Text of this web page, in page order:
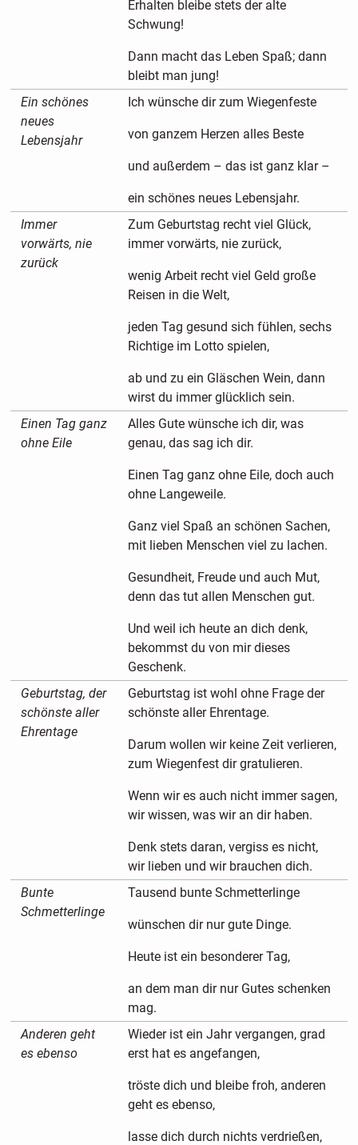
Erhalten bleibe stets der alte
Schwung!
Dann macht das Leben Spaß; dann
bleibt man jung!
Ein schönes
neues
Lebensjahr
Ich wünsche dir zum Wiegenfeste
von ganzem Herzen alles Beste
und außerdem – das ist ganz klar –
ein schönes neues Lebensjahr.
Immer
vorwärts, nie
zurück
Zum Geburtstag recht viel Glück,
immer vorwärts, nie zurück,
wenig Arbeit recht viel Geld große
Reisen in die Welt,
jeden Tag gesund sich fühlen, sechs
Richtige im Lotto spielen,
ab und zu ein Gläschen Wein, dann
wirst du immer glücklich sein.
Einen Tag ganz
ohne Eile
Alles Gute wünsche ich dir, was
genau, das sag ich dir.
Einen Tag ganz ohne Eile, doch auch
ohne Langeweile.
Ganz viel Spaß an schönen Sachen,
mit lieben Menschen viel zu lachen.
Gesundheit, Freude und auch Mut,
denn das tut allen Menschen gut.
Und weil ich heute an dich denk,
bekommst du von mir dieses
Geschenk.
Geburtstag, der
schönste aller
Ehrentage
Geburtstag ist wohl ohne Frage der
schönste aller Ehrentage.
Darum wollen wir keine Zeit verlieren,
zum Wiegenfest dir gratulieren.
Wenn wir es auch nicht immer sagen,
wir wissen, was wir an dir haben.
Denk stets daran, vergiss es nicht,
wir lieben und wir brauchen dich.
Bunte
Schmetterlinge
Tausend bunte Schmetterlinge
wünschen dir nur gute Dinge.
Heute ist ein besonderer Tag,
an dem man dir nur Gutes schenken
mag.
Anderen geht
es ebenso
Wieder ist ein Jahr vergangen, grad
erst hat es angefangen,
tröste dich und bleibe froh, anderen
geht es ebenso,
lasse dich durch nichts verdrießen,